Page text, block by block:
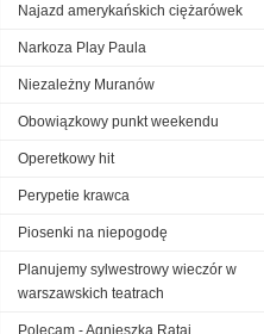
Najazd amerykańskich ciężarówek
Narkoza Play Paula
Niezależny Muranów
Obowiązkowy punkt weekendu
Operetkowy hit
Perypetie krawca
Piosenki na niepogodę
Planujemy sylwestrowy wieczór w
warszawskich teatrach
Polecam - Agnieszka Rataj